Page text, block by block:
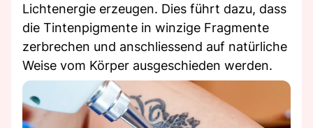
Lichtenergie erzeugen. Dies führt dazu, dass
die Tintenpigmente in winzige Fragmente
zerbrechen und anschliessend auf natürliche
Weise vom Körper ausgeschieden werden.